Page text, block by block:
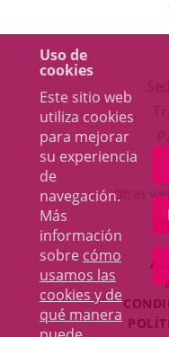
Uso de
cookies
Este sitio web
utiliza cookies
para mejorar
su experiencia
de
navegación.
Más
información
sobre cómo
usamos las
cookies y de
qué manera
Otras